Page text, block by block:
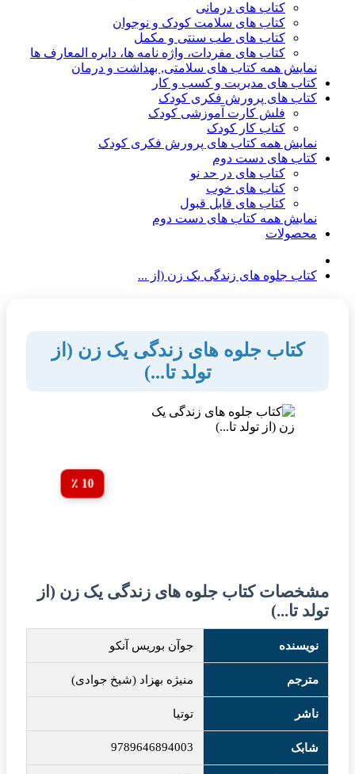
کتاب های درمانی
کتاب های سلامت کودک و نوجوان
کتاب های طب سنتی و مکمل
کتاب های مفردات، واژه نامه ها، دایره المعارف ها
نمایش همه کتاب های سلامتی, بهداشت و درمان
کتاب های مدیریت و کسب و کار
کتاب های پرورش فکری کودک
فلش کارت آموزشی کودک
کتاب کار کودک
نمایش همه کتاب های پرورش فکری کودک
کتاب های دست دوم
کتاب های در حد نو
کتاب های خوب
کتاب های قابل قبول
نمایش همه کتاب های دست دوم
محصولات
کتاب جلوه های زندگی یک زن (از ...
کتاب جلوه های زندگی یک زن (از
تولد تا...)
10 ٪
مشخصات کتاب جلوه های زندگی یک زن (از
تولد تا...)
نویسنده جوآن بوریس آنکو
مترجم منیژه بهزاد (شیخ جوادی)
ناشر توتیا
شابک 9789646894003